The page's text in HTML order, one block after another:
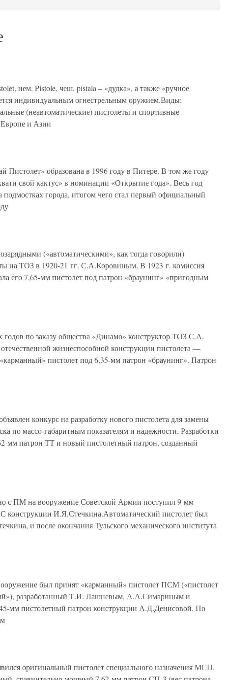
нем. Pistole, чеш. pistala – «дудка», а также «ручное
индивидуальным огнестрельным оружием.Виды:
(неавтоматические) пистолеты и спортивные
и Азии
образована в 1996 году в Питере. В том же году
свой кактус» в номинации «Открытие года». Весь год
города, итогом чего стал первый официальный
(«автоматическими», как тогда говорили)
на ТОЗ в 1920-21 гг. С.А.Коровиным. В 1923 г. комиссия
его 7,65-мм пистолет под патрон «браунинг» «пригодным
по заказу общества «Динамо» конструктор ТОЗ С.А.
жизнеспособной конструкции пистолета —
пистолет под 6,35-мм патрон «браунинг». Патрон
конкурс на разработку нового пистолета для замены
по массо-габаритным показателям и надежности. Разработки
мм патрон ТТ и новый пистолетный патрон, созданный
с ПМ на вооружение Советской Армии поступил 9-мм
конструкции И.Я.Стечкина.Автоматический пистолет был
и после окончания Тульского механического института
был принят «карманный» пистолет ПСМ («пистолет
разработанный Т.И. Лашневым, А.А.Симариным и
мм пистолетный патрон конструкции А.Д.Денисовой. По
оригинальный пистолет специального назначения МСП,